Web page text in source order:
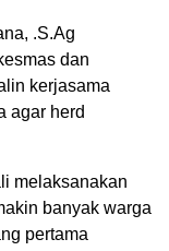
.S.Ag
dan
kerjasama
agar herd
melaksanakan
banyak warga
pertama